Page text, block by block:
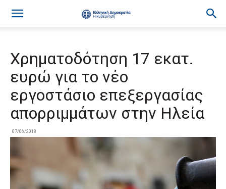
Χρηματοδότηση 17 εκατ.
ευρώ για το νέο
εργοστάσιο επεξεργασίας
απορριμμάτων στην Ηλεία
07/06/2018